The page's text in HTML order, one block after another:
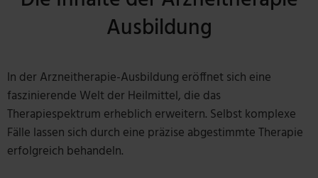
Ausbildung
In der Arzneitherapie-Ausbildung eröffnet sich eine
faszinierende Welt der Heilmittel, die das
Therapiespektrum erheblich erweitern. Selbst komplexe
Fälle lassen sich durch eine präzise abgestimmte Therapie
erfolgreich behandeln.